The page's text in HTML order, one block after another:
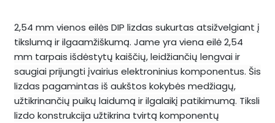
2,54 mm vienos eilės DIP lizdas sukurtas atsižvelgiant į
tikslumą ir ilgaamžiškumą. Jame yra viena eilė 2,54
mm tarpais išdėstytų kaiščių, leidžiančių lengvai ir
saugiai prijungti įvairius elektroninius komponentus. Šis
lizdas pagamintas iš aukštos kokybės medžiagų,
užtikrinančių puikų laidumą ir ilgalaikį patikimumą. Tiksli
lizdo konstrukcija užtikrina tvirtą komponentų